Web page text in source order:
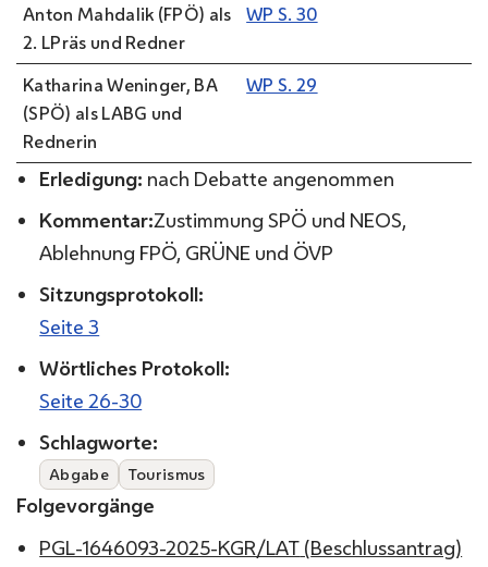
Anton Mahdalik (FPÖ) als
2. LPräs und Redner
WP S. 30
Katharina Weninger, BA
(SPÖ) als LABG und
Rednerin
WP S. 29
Erledigung: nach Debatte angenommen
Kommentar:Zustimmung SPÖ und NEOS,
Ablehnung FPÖ, GRÜNE und ÖVP
Sitzungsprotokoll:
Seite 3
Wörtliches Protokoll:
Seite 26-30
Schlagworte:
Abgabe Tourismus
Folgevorgänge
PGL-1646093-2025-KGR/LAT (Beschlussantrag)